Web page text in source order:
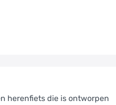
herenfiets die is ontworpen